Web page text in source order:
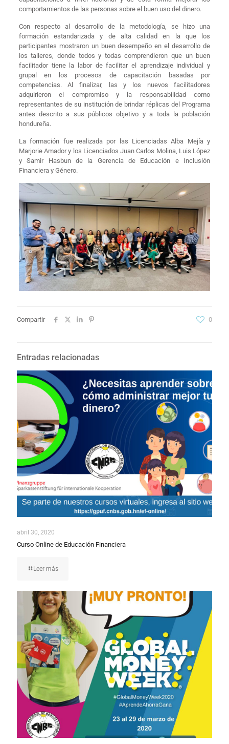
comportamientos de las personas sobre el buen uso del dinero.
Con respecto al desarrollo de la metodología, se hizo una
formación estandarizada y de alta calidad en la que los
participantes mostraron un buen desempeño en el desarrollo de
los talleres, donde todos y todas comprendieron que un buen
facilitador tiene la labor de facilitar el aprendizaje individual y
grupal en los procesos de capacitación basadas por
competencias. Al finalizar, las y los nuevos facilitadores
adquirieron el compromiso y la responsabilidad como
representantes de su institución de brindar réplicas del Programa
antes descrito a sus públicos objetivo y a toda la población
hondureña.
La formación fue realizada por las Licenciadas Alba Mejía y
Marjorie Amador y los Licenciados Juan Carlos Molina, Luis López
y Samir Hasbun de la Gerencia de Educación e Inclusión
Financiera y Género.
Compartir 0
Entradas relacionadas
abril 30, 2020
Curso Online de Educación Financiera
Leer más